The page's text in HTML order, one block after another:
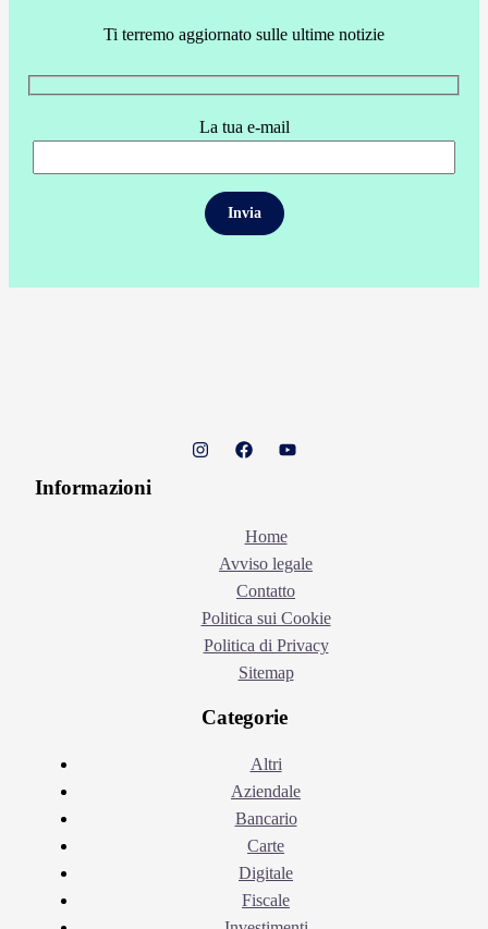
Ti terremo aggiornato sulle ultime notizie
La tua e-mail
Informazioni
Home
Avviso legale
Contatto
Politica sui Cookie
Politica di Privacy
Sitemap
Categorie
Altri
Aziendale
Bancario
Carte
Digitale
Fiscale